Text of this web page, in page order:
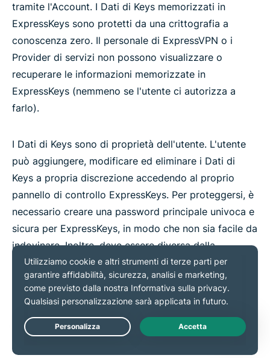
tramite l'Account. I Dati di Keys memorizzati in
ExpressKeys sono protetti da una crittografia a
conoscenza zero. Il personale di ExpressVPN o i
Provider di servizi non possono visualizzare o
recuperare le informazioni memorizzate in
ExpressKeys (nemmeno se l'utente ci autorizza a
farlo).
I Dati di Keys sono di proprietà dell'utente. L'utente
può aggiungere, modificare ed eliminare i Dati di
Keys a propria discrezione accedendo al proprio
pannello di controllo ExpressKeys. Per proteggersi, è
necessario creare una password principale univoca e
sicura per ExpressKeys, in modo che non sia facile da
indovinare. Inoltre, deve essere diversa dalla
password utilizzata per accedere al proprio Account.
È possibile importare i dati da altri strumenti di
gestione delle password in ExpressKeys seguendo le
istruzioni riportate nell'Account. Prima di farlo,
consigliamo vivamente di consultare le regole di
Live Chat